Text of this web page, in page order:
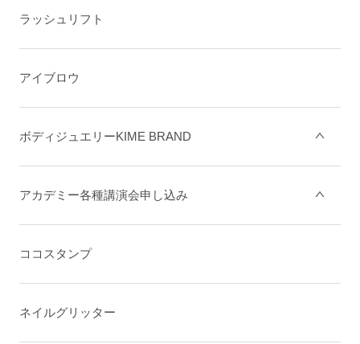
ラッシュリフト
アイブロウ
ボディジュエリーKIME BRAND
アカデミー各種講演会申し込み
ココスタンプ
ネイルグリッター